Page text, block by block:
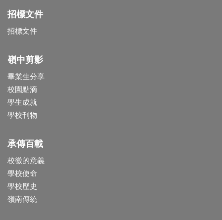
招標文件
招標文件
嶺中剪影
畢業生分享
校園點滴
學生成就
學校刊物
承傳百載
校徽的意義
學校使命
學校歷史
嶺南傳統